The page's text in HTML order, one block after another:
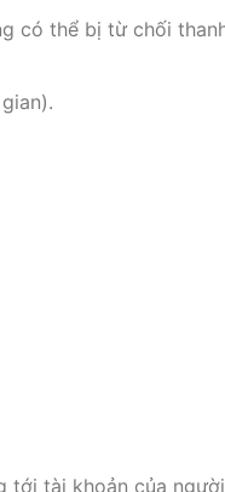
có thể bị từ chối
tới tài khoản của người